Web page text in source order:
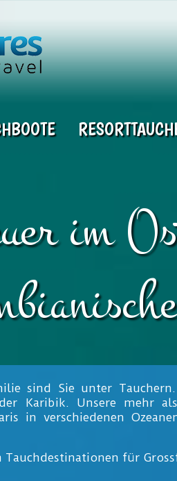
im
sind Sie unter
Karibik. Unsere mehr
in verschiedenen
für